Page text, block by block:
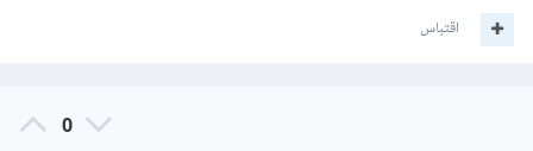
اقتباس
0